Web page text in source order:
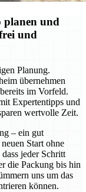
planen und
und
Planung.
übernehmen
im Vorfeld.
Expertentipps und
wertvolle Zeit.
– ein gut
Start ohne
jeder Schritt
die Packung bis hin
uns um das
können.